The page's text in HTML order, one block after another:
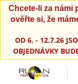
Chcete-li za námi
ověřte si, že
OD 6. - 12.7.26
OBJEDNÁVKY